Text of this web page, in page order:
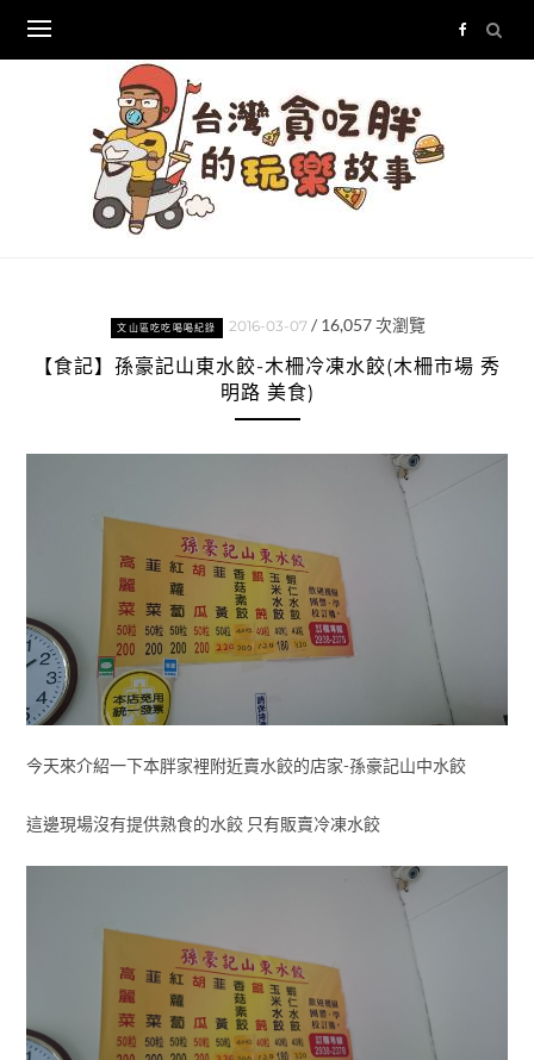
content
文山區吃吃喝喝紀錄 2016-03-07 / 16,057次瀏覽
【食記】孫豪記山東水餃-木柵冷凍水餃(木柵市場 秀
明路 美食)
今天來介紹一下本胖家裡附近賣水餃的店家-孫豪記山中水餃
這邊現場沒有提供熟食的水餃 只有販賣冷凍水餃